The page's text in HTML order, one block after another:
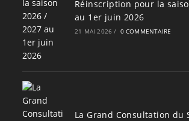
Réinscription pour la
au 1er juin 2026
21 MAI 2026 / 0 COMMENTAIRE
La Grand Consultation du